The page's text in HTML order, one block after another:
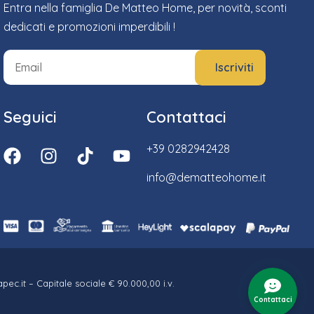
Entra nella famiglia De Matteo Home, per novità, sconti
dedicati e promozioni imperdibili !
Seguici Contattaci
+39 0282942428
info@dematteohome.it
– Capitale sociale € 90.000,00 i.v.
Contattaci